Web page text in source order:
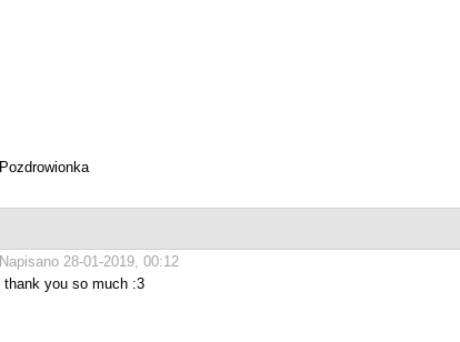
Pozdrowionka
Napisano 28-01-2019, 00:12
thank you so much :3